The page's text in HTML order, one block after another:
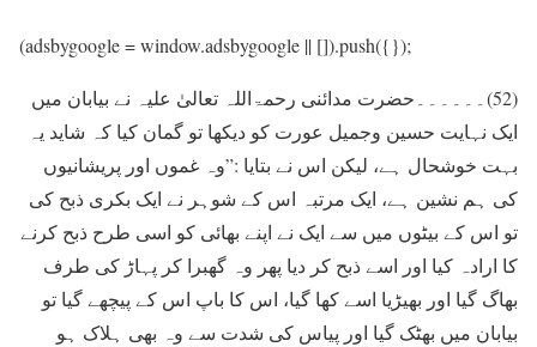
(adsbygoogle = window.adsbygoogle || []).push({});
(52)۔۔۔۔۔۔حضرت مدائنی رحمۃاللہ تعالیٰ علیہ نے بيابان ميں
ايک نہايت حسين وجميل عورت کو ديکھا تو گمان کيا کہ شايد يہ
بہت خوشحال ہے، لیکن اس نے بتايا :”وہ غموں اور پريشانيوں
کی ہم نشین ہے، ایک مرتبہ اس کے شوہر نے ايک بکری ذبح کی
تو اس کے بيٹوں ميں سے ايک نے اپنے بھائی کو اسی طرح ذبح کرنے
کا ارادہ کيا اور اسے ذبح کر ديا پھر وہ گھبرا کر پہاڑ کی طرف
بھاگ گيا اور بھيڑيا اسے کھا گيا، اس کا باپ اس کے پيچھے گيا تو
بيابان ميں بھٹک گيا اور پیاس کی شدت سے وہ بھی ہلاک ہو